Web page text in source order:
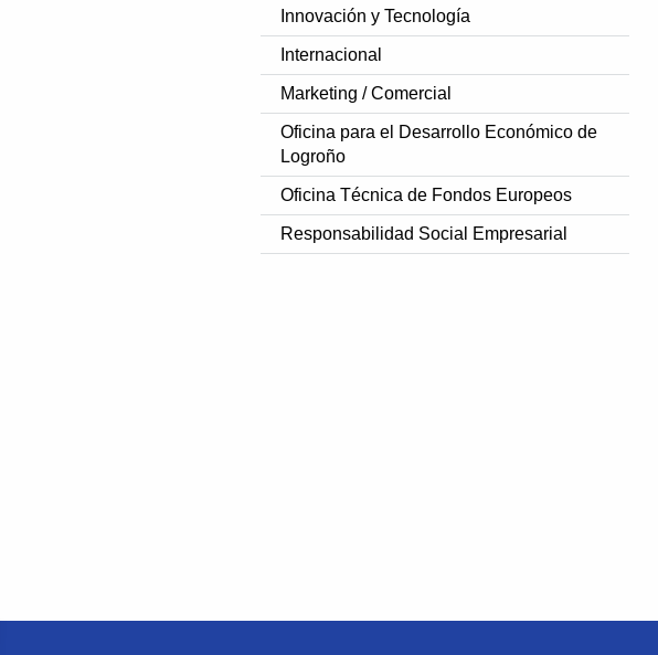
Innovación y Tecnología
Internacional
Marketing / Comercial
Oficina para el Desarrollo Económico de
Logroño
Oficina Técnica de Fondos Europeos
Responsabilidad Social Empresarial